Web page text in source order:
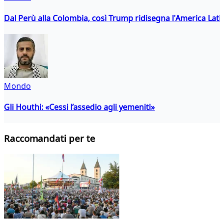
Dal Perù alla Colombia, così Trump ridisegna l'America
Mondo
Gli Houthi: «Cessi l’assedio agli yemeniti»
Raccomandati per te